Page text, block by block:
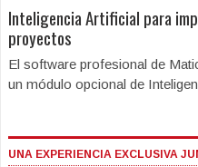
Inteligencia Artificial para
proyectos
El software profesional de
un módulo opcional de
UNA EXPERIENCIA EXCLUSIVA